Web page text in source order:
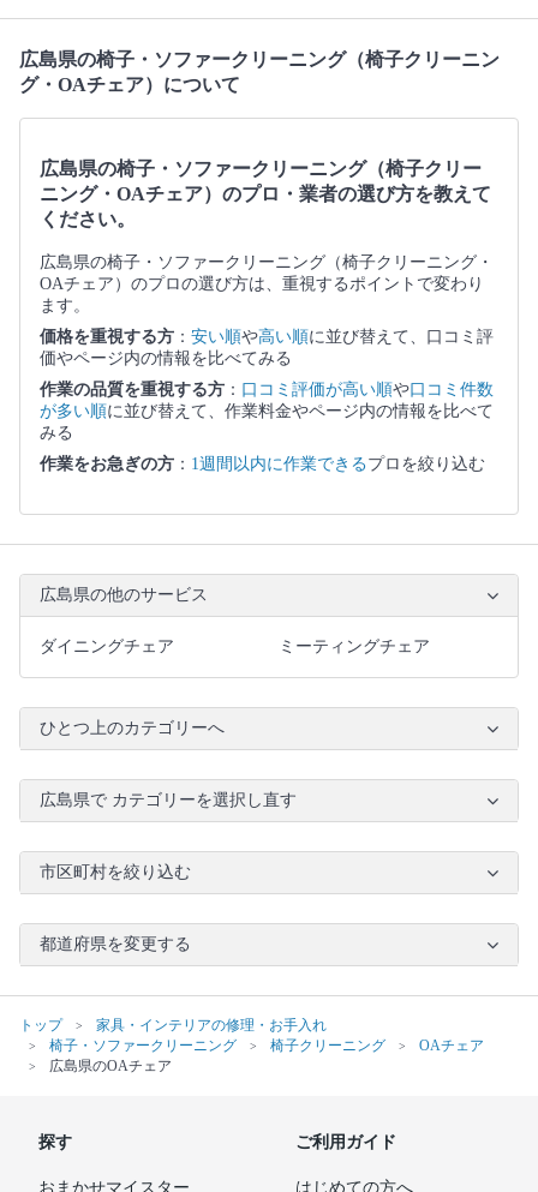
広島県の椅子・ソファークリーニング（椅子クリーニン
グ・OAチェア）について
広島県の椅子・ソファークリーニング（椅子クリー
ニング・OAチェア）のプロ・業者の選び方を教えて
ください。
広島県の椅子・ソファークリーニング（椅子クリーニング・
OAチェア）のプロの選び方は、重視するポイントで変わり
ます。
価格を重視する方 ： 安い順や高い順に並び替えて、口コミ評
価やページ内の情報を比べてみる
作業の品質を重視する方 ： 口コミ評価が高い順や口コミ件数
が多い順に並び替えて、作業料金やページ内の情報を比べて
みる
作業をお急ぎの方 ： 1週間以内に作業できるプロを絞り込む
広島県の他のサービス
ダイニングチェア ミーティングチェア
ひとつ上のカテゴリーへ
広島県で カテゴリーを選択し直す
市区町村を絞り込む
都道府県を変更する
トップ
家具・インテリアの修理・お手入れ
椅子・ソファークリーニング
椅子クリーニング
OAチェア
広島県のOAチェア
探す
おまかせマイスター
ご利用ガイド
はじめての方へ